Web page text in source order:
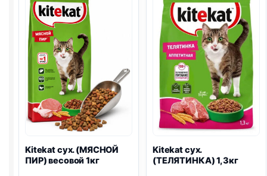
1,3кг
Kitekat сух. (МЯСНОЙ
ПИР) весовой 1кг
Kitekat сух.
(ТЕЛЯТИНКА) 1,3кг